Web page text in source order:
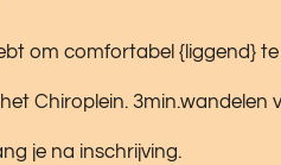
om comfortabel {liggend}
Chiroplein. 3min.wandelen
je na inschrijving.